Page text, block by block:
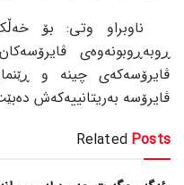
ناوبراو وتی: بۆ
ڕوبەڕوبونەوەی
ڤایرۆسەکەی چینە و
ڤایرۆسە بەریتانییەکەش
Related Posts